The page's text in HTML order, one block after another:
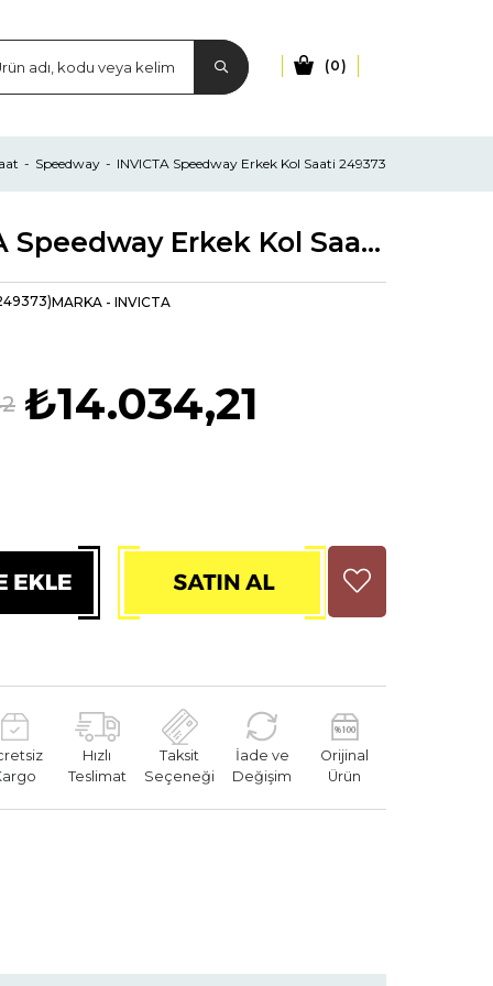
0
Speedway INVICTA Speedway Erkek Kol Saati 249373
INVICTA Speedway Erkek Kol Saati 249373
MARKA - INVICTA
₺14.034,21
Hızlı
Teslimat
Taksit
Seçeneği
İade ve
Değişim
Orijinal
Ürün